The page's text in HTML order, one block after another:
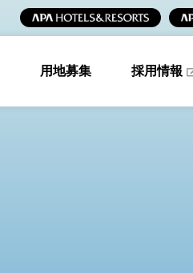
用地募集 採用情報